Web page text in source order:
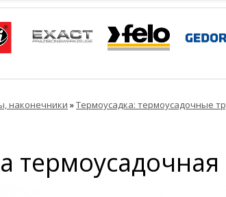
наконечники »Термоусадка: термоусадочные